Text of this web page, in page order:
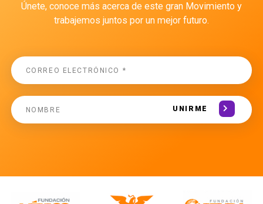
Únete, conoce más acerca de este gran Movimiento y
trabajemos juntos por un mejor futuro.
UNIRME